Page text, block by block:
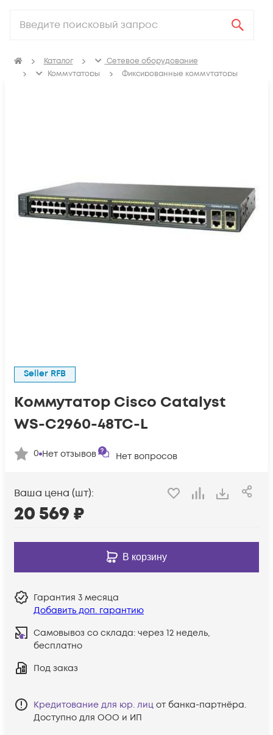
Каталог
Сетевое оборудование
Коммутаторы
Фиксированные коммутаторы
Seller RFB
Коммутатор Cisco Catalyst
WS-C2960-48TC-L
0 Нет отзывов Нет вопросов
Ваша цена (шт):
20 569 ₽
В корзину
Гарантия 3 месяца
Добавить доп. гарантию
Самовывоз со склада: через 12 недель,
бесплатно
Под заказ
Кредитование для юр. лиц от банка-партнёра.
Доступно для ООО и ИП